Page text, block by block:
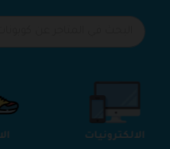
الالكترونيات